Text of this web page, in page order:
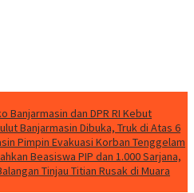
Banjarmasin dan DPR RI Kebut
Banjarmasin Dibuka, Truk di Atas 6
Pimpin Evakuasi Korban Tenggelam
Beasiswa PIP dan 1.000 Sarjana,
Tinjau Titian Rusak di Muara